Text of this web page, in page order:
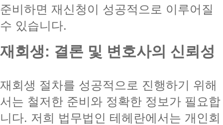
준비하면 재신청이 성공적으로 이루어질
수 있습니다.
재회생: 결론 및 변호사의 신뢰성
재회생 절차를 성공적으로 진행하기 위해
서는 철저한 준비와 정확한 정보가 필요합
니다. 저희 법무법인 테헤란에서는 개인회